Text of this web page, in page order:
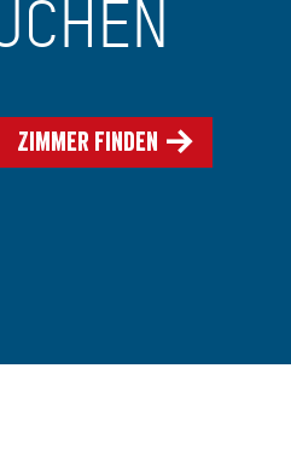
Zimmer finden